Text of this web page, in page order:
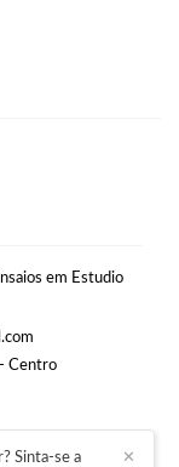
em Estudio
Centro
✕
Sinta-se a